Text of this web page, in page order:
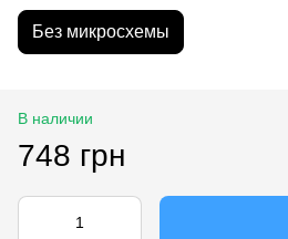
Без микросхемы
В наличии
748 грн